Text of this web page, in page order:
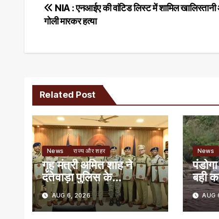
Post
navigation
NIA : एनआईए की वांटिड लिस्ट में शामिल
गोली मारकर हत्या
Related Post
News राज्य और शहर
गृह मंत्री अमित शाह ने
दंतेवाड़ा पुलिस के
अधिकारियों को किया
सम्मानित
AUG 6, 2026
News
बही
बचेAUG